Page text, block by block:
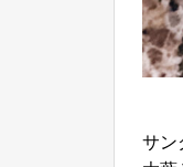
サン